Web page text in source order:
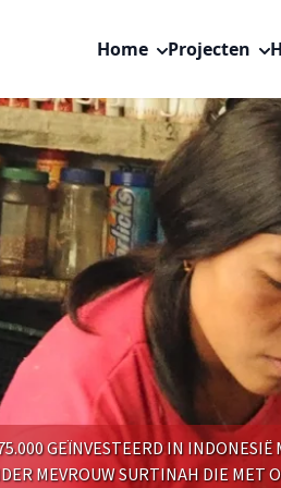
Home Projecten
GEÏNVESTEERD IN INDONESIË
MEVROUW SURTINAH DIE MET